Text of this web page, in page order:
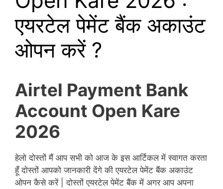
एयरटेल पेमेंट बैंक अकाउंट
ओपन करें ?
Airtel Payment Bank
Account Open Kare
2026
हेलो दोस्तों मैं आप सभी को आज के इस आर्टिकल में स्वागत करता
हूँ दोस्तों आपको जानकारी देंगे की एयरटेल पेमेंट बैंक अकाउंट
ओपन कैसे करें | दोस्तों एयरटेल पेमेंट बैंक में अगर आप अपना